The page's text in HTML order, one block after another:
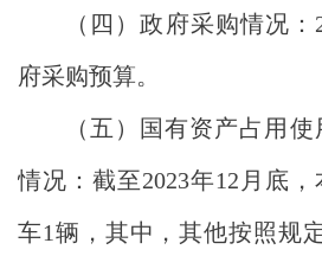
（ 四 ）政府采购情况：
府采购预算。
（五）国有资产占用
情况：截至2023年12月底
车1辆，其中，其他按照规